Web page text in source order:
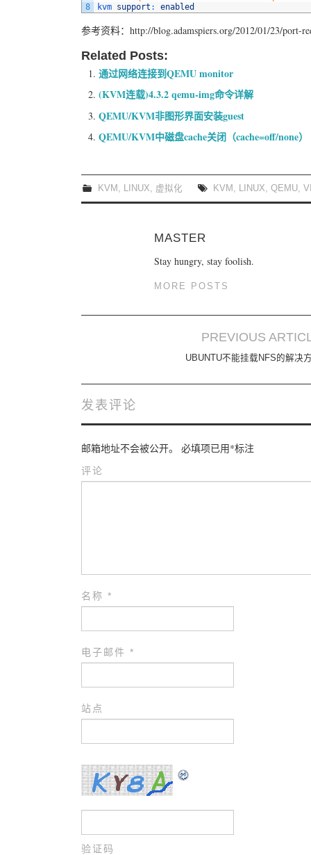
8
kvm support : enabled
参考资料：http://blog.adamspiers.org/2012/01/23/port-
Related Posts:
通过网络连接到QEMU monitor
(KVM连载)4.3.2 qemu-img命令详解
QEMU/KVM非图形界面安装guest
QEMU/KVM中磁盘cache关闭（cache=off/none）
KVM , LINUX, 虚拟化 KVM , LINUX, QEMU,
MASTER
Stay hungry, stay foolish.
MORE POSTS
Post navigation
PREVIOUS
UBUNTU不能挂载NFS的解决
发表评论
邮箱地址不会被公开。 必填项已用*标注
评论
名称 *
电子邮件 *
站点
验证码